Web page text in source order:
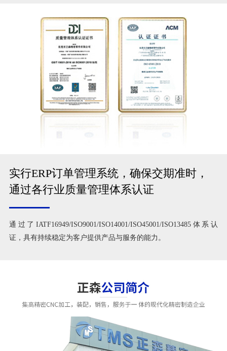
实行ERP订单管理系统，确保交期准时，
通过各行业质量管理体系认证
通过了IATF16949/ISO9001/ISO14001/ISO45001/ISO13485体系认
证，具有持续稳定为客户提供产品与服务的能力。